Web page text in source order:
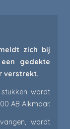
zich bij
gedekte
verstrekt.
wordt
AB Alkmaar.
wordt